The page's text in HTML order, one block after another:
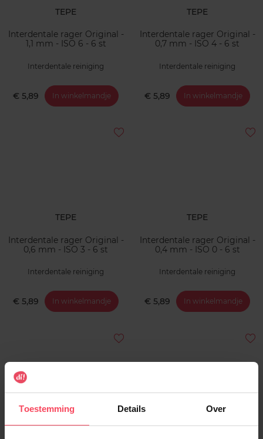
Toestemming Details Over
TEPE
Interdentale rager Original -
1,1 mm - ISO 6 - 6 st
Interdentale reiniging
€ 5,89 In winkelmandje
TEPE
Interdentale rager Original -
0,7 mm - ISO 4 - 6 st
Interdentale reiniging
€ 5,89 In winkelmandje
TEPE
Interdentale rager Original -
0,6 mm - ISO 3 - 6 st
Interdentale reiniging
€ 5,89 In winkelmandje
TEPE
Interdentale rager Original -
0,4 mm - ISO 0 - 6 st
Interdentale reiniging
€ 5,89 In winkelmandje
TEPE